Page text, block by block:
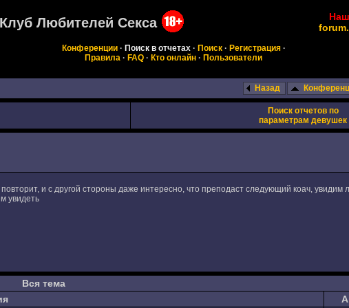
Клуб Любителей Секса
Конференции· Поиск в отчетах· Поиск· Регистрация·
Правила · FAQ · Кто онлайн · Пользователи
Назад
Поиск отчетов по
параметрам девушек
и с другой стороны даже интересно, что преподаст следующий коач,
увидеть
Вся тема